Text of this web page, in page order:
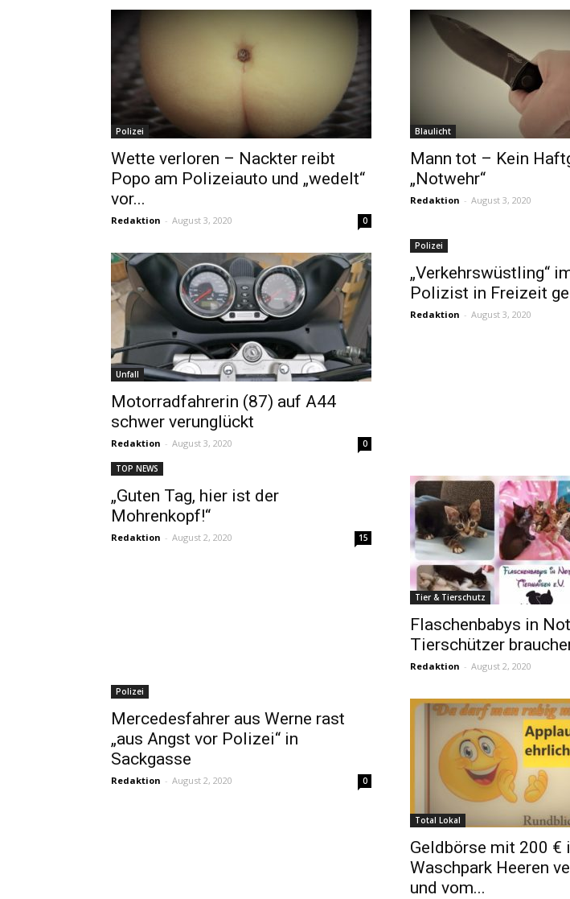
Polizei
Wette verloren – Nackter reibt
Popo am Polizeiauto und „wedelt“
vor...
Redaktion - August 3, 2020 0
Blaulicht
Mann tot – Kein
„Notwehr“
Redaktion - August 3, 2020
Unfall
Motorradfahrerin (87) auf A44
schwer verunglückt
Redaktion - August 3, 2020 0
Polizei
„Verkehrswüstling“
Polizist in Freizeit
Redaktion - August 3, 2020
TOP NEWS
„Guten Tag, hier ist der
Mohrenkopf!“
Redaktion - August 2, 2020 15
Tier & Tierschutz
Flaschenbabys in
Tierschützer
Redaktion - August 2, 2020
Polizei
Mercedesfahrer aus Werne rast
„aus Angst vor Polizei“ in
Sackgasse
Redaktion - August 2, 2020 0
Total Lokal
Geldbörse mit 200 €
Waschpark Heeren
und vom...